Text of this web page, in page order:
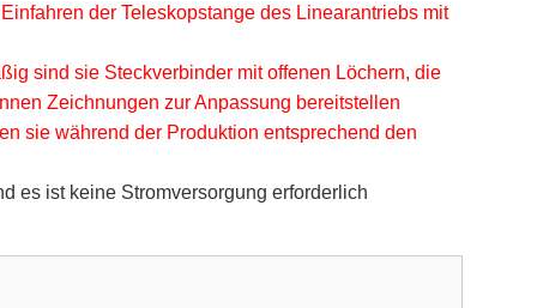
der Teleskopstange des Linearantriebs mit
sind sie Steckverbinder mit offenen Löchern, die
Zeichnungen zur Anpassung bereitstellen
sie während der Produktion entsprechend den
es ist keine Stromversorgung erforderlich